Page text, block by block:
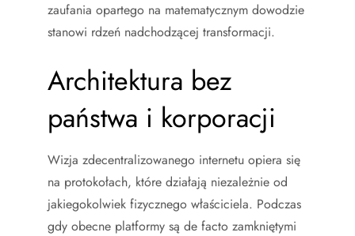
zaufania opartego na matematycznym dowodzie
stanowi rdzeń nadchodzącej transformacji.
Architektura bez
państwa i korporacji
Wizja zdecentralizowanego internetu opiera się
na protokołach, które działają niezależnie od
jakiegokolwiek fizycznego właściciela. Podczas
gdy obecne platformy są de facto zamkniętymi